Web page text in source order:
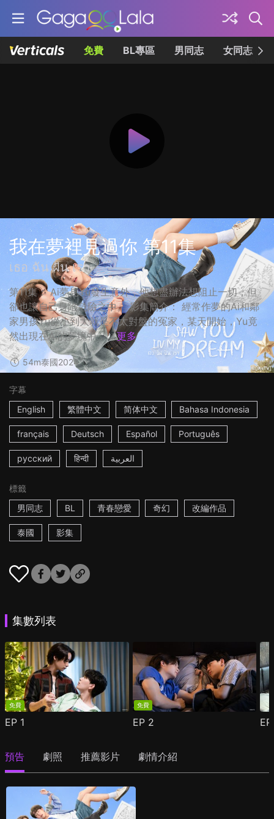
免費 BL專區 男同志 女同志
我在夢裡見過你 第11集
เธอ ฉัน ฝัน เรา
第11集： Ai夢見Yu發生意外，他想盡辦法想阻止一切，但
卻也讓自己身陷危險之中。 影集簡介： 經常作夢的Ai和鄰
家男孩Yu從小到大就是不太對盤的冤家，某天開始，Yu竟
然出現在Ai的夢境中，... 更多
54m泰國2024
字幕
English
繁體中文 简体中文 Bahasa Indonesia
français Deutsch Español Português
русский हिन्दी العربية
標籤
男同志
BL 青春戀愛 奇幻 改編作品
泰國 影集
集數列表
免費
EP 1
免費
EP 2
預告 劇照 推薦影片 劇情介紹